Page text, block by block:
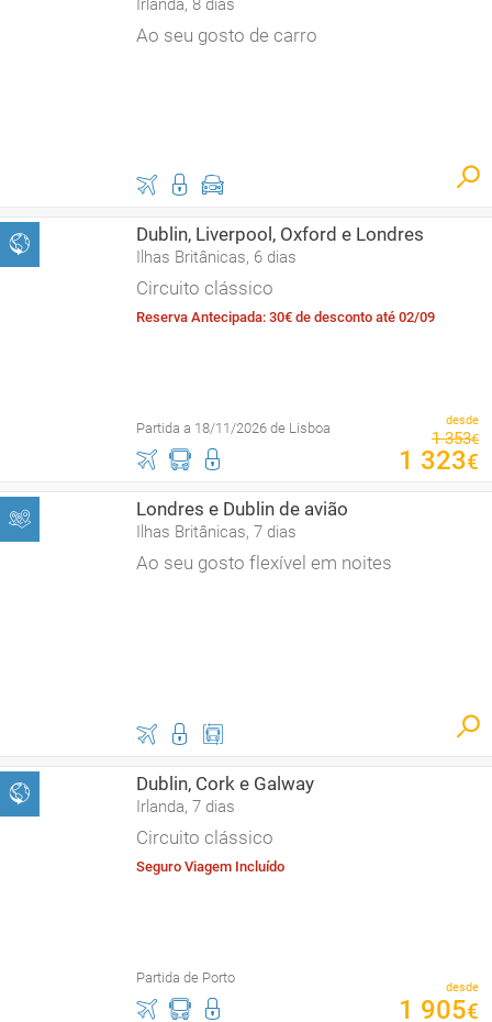
Irlanda, 8 dias
Ao seu gosto de carro
Dublin, Liverpool, Oxford e Londres
Ilhas Britânicas, 6 dias
Circuito clássico
Reserva Antecipada: 30€ de desconto até 02/09
Partida a 18/11/2026 de Lisboa desde
1 353€
1 323€
Londres e Dublin de avião
Ilhas Britânicas, 7 dias
Ao seu gosto flexível em noites
Dublin, Cork e Galway
Irlanda, 7 dias
Circuito clássico
Seguro Viagem Incluído
Partida de Porto
desde
1 905€